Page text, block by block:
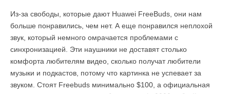
Из-за свободы, которые дают Huawei FreeBuds, они нам
больше понравились, чем нет. А еще понравился неплохой
звук, который немного омрачается проблемами с
синхронизацией. Эти наушники не доставят столько
комфорта любителям видео, сколько получат любители
музыки и подкастов, потому что картинка не успевает за
звуком. Стоят Freebuds минимально $100, а официальная